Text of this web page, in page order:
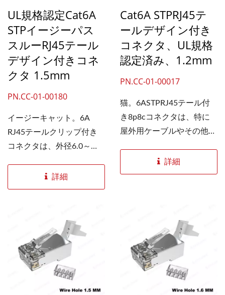
UL規格認定Cat6A
STPイージーパス
スルーRJ45テール
デザイン付きコネ
クタ 1.5mm
PN.CC-01-00180
イージーキャット。6A
RJ45テールクリップ付き
コネクタは、外径6.0～
い単線ケーブル用に設計さ
れています。1.5mmのロー
1.45mmの電線に適合しま
す。オープンパススルー設
計により、DIY市場や設置
業者による組み立てが容易
です。 REACH、IEC...
詳細
Cat6A STPRJ45テ
ールデザイン付き
コネクタ、UL規格
認定済み、1.2mm
PN.CC-01-00017
猫。6ASTPRJ45テール付
き8p8cコネクタは、特に
屋外用ケーブルやその他の
ーブルなど、太いケーブル
に対応できるよう、開口部
ドケーブルジャケットに適
合します。燕尾型コネクタ
はソリッドLANケーブルを
しっかりと保持し、良好な
詳細